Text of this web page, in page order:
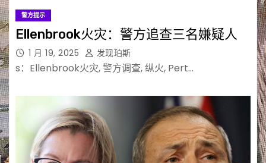
警方提示
Ellenbrook火灾：警方追查三名嫌疑人
1 月 19, 2025 发现珀斯
s：Ellenbrook火灾, 警方调查, 纵火, Pert…